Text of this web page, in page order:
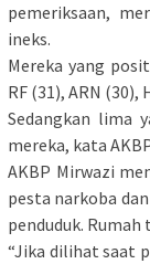
pemeriksaan,
ineks.
Mereka yang
RF (31), ARN (30),
Sedangkan lima
mereka, kata
AKBP Mirwazi
pesta narkoba
penduduk.
“Jika dilihat saat